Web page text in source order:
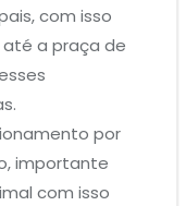
com isso
a praça de
por
importante
com isso